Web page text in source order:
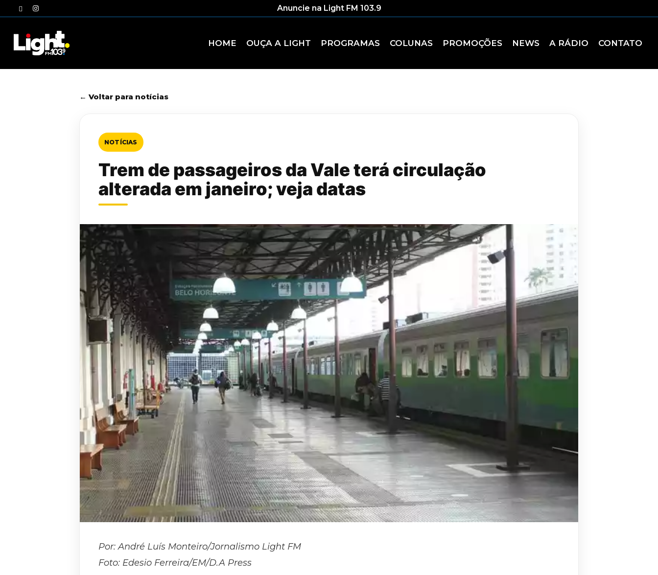
to
twitterinstagram Anuncie na Light FM 103.9
HOME OUÇA A LIGHT PROGRAMAS COLUNAS PROMOÇÕES NEWS A RÁDIO CONTATO
← Voltar para notícias
NOTÍCIAS
Trem de passageiros da Vale terá circulação
alterada em janeiro; veja datas
Por: André Luís Monteiro/Jornalismo Light FM
Foto: Edesio Ferreira/EM/D.A Press